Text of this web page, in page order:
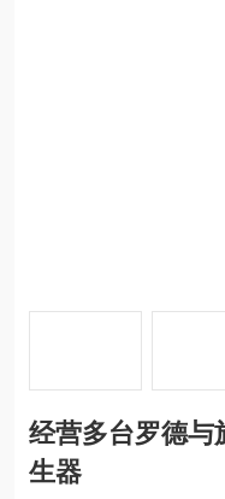
经营多台罗德与
生器